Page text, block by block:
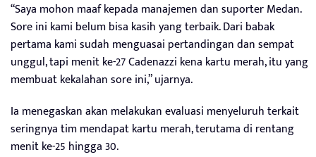
“Saya mohon maaf kepada manajemen dan suporter Medan.
Sore ini kami belum bisa kasih yang terbaik. Dari babak
pertama kami sudah menguasai pertandingan dan sempat
unggul, tapi menit ke-27 Cadenazzi kena kartu merah, itu yang
membuat kekalahan sore ini,” ujarnya.
Ia menegaskan akan melakukan evaluasi menyeluruh terkait
seringnya tim mendapat kartu merah, terutama di rentang
menit ke-25 hingga 30.